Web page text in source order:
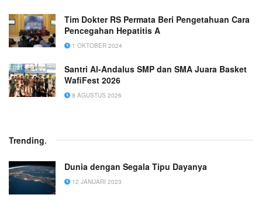
Tim Dokter RS Permata Beri Pengetahuan Cara
Pencegahan Hepatitis A
1 OKTOBER 2024
Santri Al-Andalus SMP dan SMA Juara Basket
WafiFest 2026
8 AGUSTUS 2026
Trending.
Dunia dengan Segala Tipu Dayanya
12 JANUARI 2023